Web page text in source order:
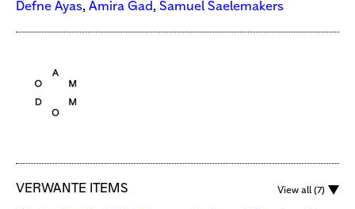
Defne Ayas, Amira Gad , Samuel Saelemakers
VERWANTE ITEMS View all (7)